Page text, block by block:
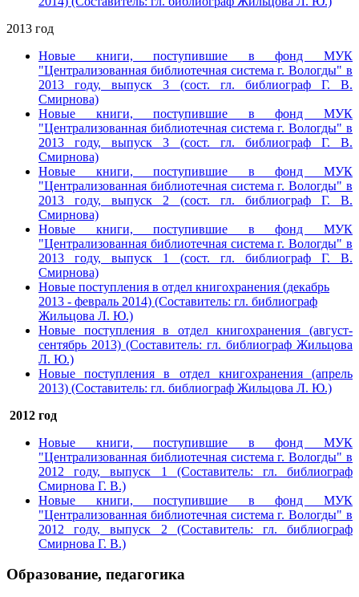
2013 год
Новые книги, поступившие в фонд МУК
"Централизованная библиотечная система г. Вологды" в
2013 году, выпуск 3 (сост. гл. библиограф Г. В.
Смирнова)
Новые книги, поступившие в фонд МУК
"Централизованная библиотечная система г. Вологды" в
2013 году, выпуск 3 (сост. гл. библиограф Г. В.
Смирнова)
Новые книги, поступившие в фонд МУК
"Централизованная библиотечная система г. Вологды" в
2013 году, выпуск 2 (сост. гл. библиограф Г. В.
Смирнова)
Новые книги, поступившие в фонд МУК
"Централизованная библиотечная система г. Вологды" в
2013 году, выпуск 1 (сост. гл. библиограф Г. В.
Смирнова)
Новые поступления в отдел книгохранения (декабрь
2013 - февраль 2014) (Составитель: гл. библиограф
Жильцова Л. Ю.)
Новые поступления в отдел книгохранения (август-
сентябрь 2013) (Составитель: гл. библиограф Жильцова
Л. Ю.)
Новые поступления в отдел книгохранения (апрель
2013) (Составитель: гл. библиограф Жильцова Л. Ю.)
2012 год
Новые книги, поступившие в фонд МУК
"Централизованная библиотечная система г. Вологды" в
2012 году, выпуск 1 (Составитель: гл. библиограф
Смирнова Г. В.)
Новые книги, поступившие в фонд МУК
"Централизованная библиотечная система г. Вологды" в
2012 году, выпуск 2 (Составитель: гл. библиограф
Смирнова Г. В.)
Образование, педагогика